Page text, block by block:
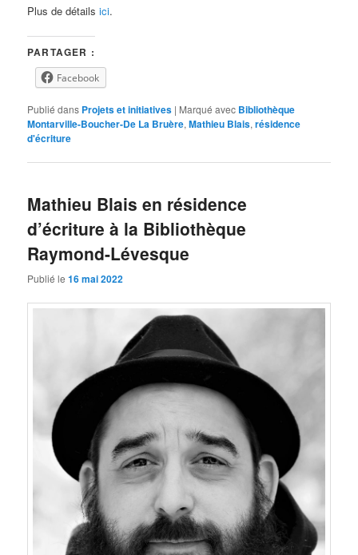
Plus de détailsici.
PARTAGER :
Facebook
Publié dans Projets et initiatives | Marqué avec Bibliothèque
Montarville-Boucher-De La Bruère,Mathieu Blais,résidence
d'écriture
Mathieu Blais en résidence
d’écriture à la Bibliothèque
Raymond-Lévesque
Publié le16 mai 2022